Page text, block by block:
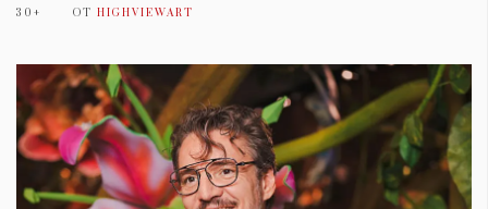
30+ ОТ HIGHVIEWART